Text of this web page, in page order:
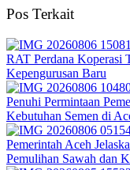
Pos Terkait
RAT Perdana Koperasi
Kepengurusan Baru
Penuhi Permintaan
Kebutuhan Semen di
Pemerintah Aceh
Pemulihan Sawah dan